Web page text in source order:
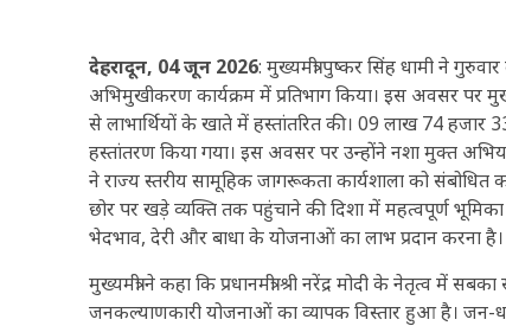
देहरादून, 04 जून 2026: मुख्यमंत्री पुष्कर सिंह धामी ने
अभिमुखीकरण कार्यक्रम में प्रतिभाग किया। इस अवसर पर
से लाभार्थियों के खाते में हस्तांतरित की। 09 लाख 74
हस्तांतरण किया गया। इस अवसर पर उन्होंने नशा मुक्त
ने राज्य स्तरीय सामूहिक जागरूकता कार्यशाला को
छोर पर खड़े व्यक्ति तक पहुंचाने की दिशा में महत्वपूर्ण भूमिका
भेदभाव, देरी और बाधा के योजनाओं का लाभ प्रदान करना है।
मुख्यमंत्री ने कहा कि प्रधानमंत्री श्री नरेंद्र मोदी के नेतृत्व
जनकल्याणकारी योजनाओं का व्यापक विस्तार हुआ है। जन-